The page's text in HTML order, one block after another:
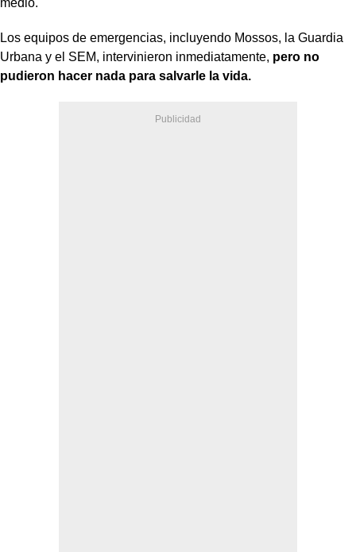
Los equipos de emergencias, incluyendo Mossos, la Guardia
Urbana y el SEM, intervinieron inmediatamente, pero no
pudieron hacer nada para salvarle la vida.